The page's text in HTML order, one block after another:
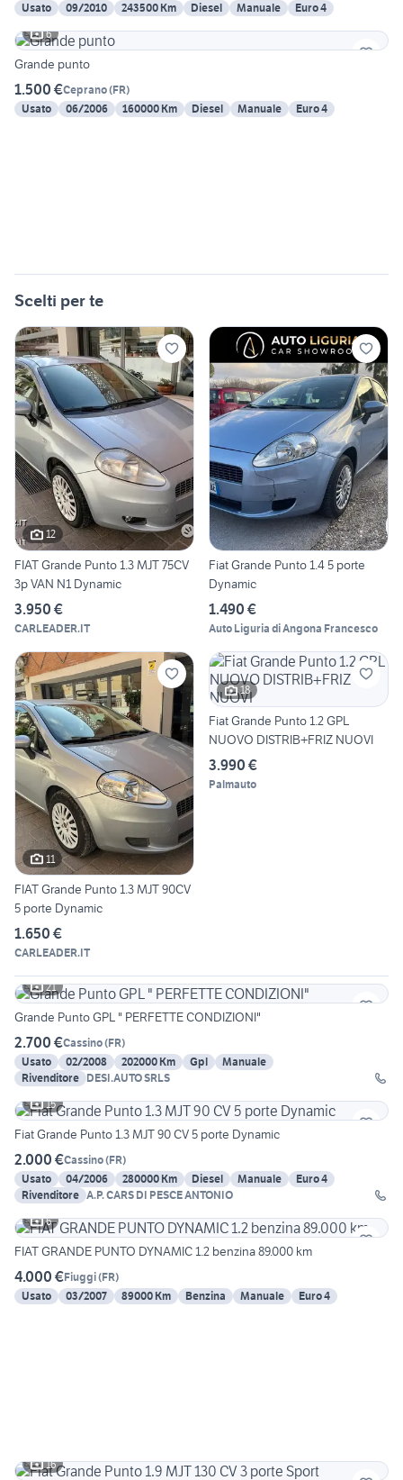
Usato
09/2010 243500 Km Diesel Manuale
Euro 4
6
Grande punto
1.500 €Ceprano(FR)
Usato
06/2006 160000 Km Diesel Manuale Euro 4
Scelti per te
12
FIAT Grande Punto 1.3 MJT 75CV
3p VAN N1 Dynamic
3.950 €
CARLEADER.IT
Fiat Grande Punto 1.4 5 porte
Dynamic
1.490 €
Auto Liguria di Angona Francesco
11
FIAT Grande Punto 1.3 MJT 90CV
5 porte Dynamic
1.650 €
CARLEADER.IT
18
Fiat Grande Punto 1.2 GPL
NUOVO DISTRIB+FRIZ NUOVI
3.990 €
Palmauto
21
Grande Punto GPL " PERFETTE CONDIZIONI"
2.700 €Cassino(FR)
Usato
02/2008 202000 Km Gpl
Manuale
Rivenditore DESI.AUTO SRLS
15
Fiat Grande Punto 1.3 MJT 90 CV 5 porte Dynamic
2.000 €Cassino(FR)
Usato
04/2006 280000 Km Diesel Manuale
Euro 4
Rivenditore A.P. CARS DI PESCE ANTONIO
6
FIAT GRANDE PUNTO DYNAMIC 1.2 benzina 89.000 km
4.000 €Fiuggi(FR)
Usato
03/2007 89000 Km Benzina Manuale Euro 4
16